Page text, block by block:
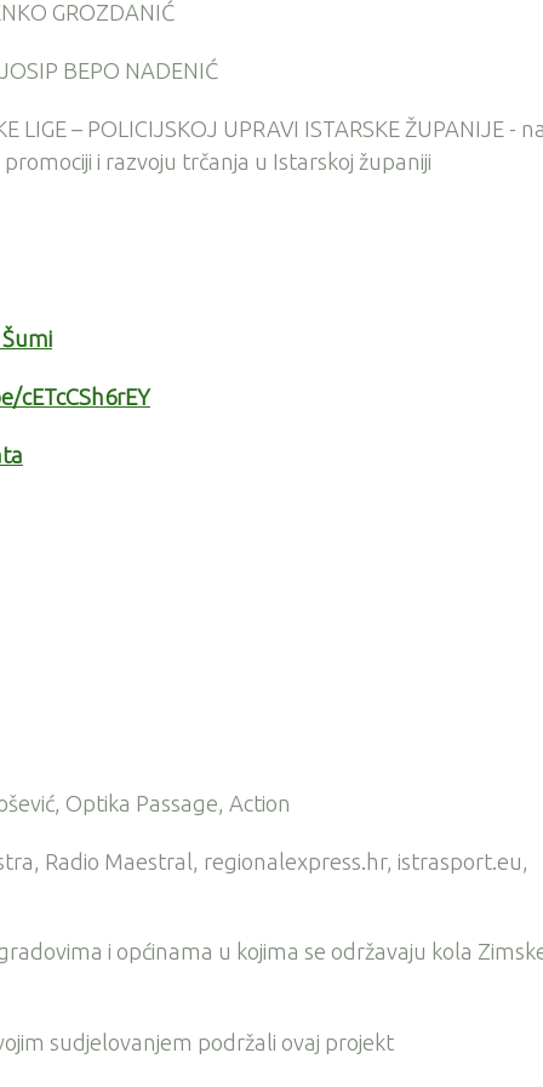
GROZDANIĆ
BEPO NADENIĆ
LIGE – POLICIJSKOJ UPRAVI ISTARSKE ŽUPANIJE -
i razvoju trčanja u Istarskoj županiji
cETcCSh6rEY
Optika Passage, Action
Radio Maestral, regionalexpress.hr, istrasport.eu,
i općinama u kojima se održavaju kola
sudjelovanjem podržali ovaj projekt